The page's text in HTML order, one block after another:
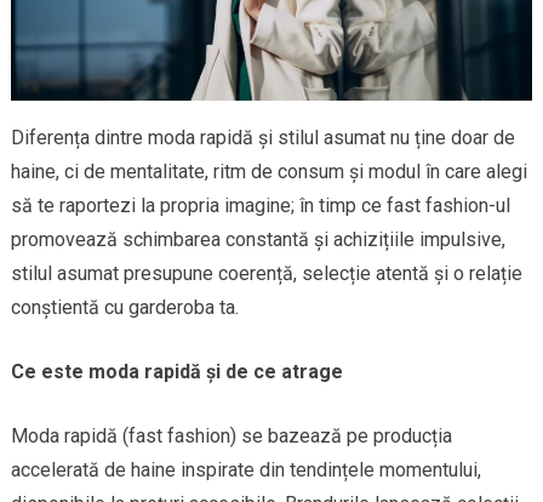
Diferența dintre moda rapidă și stilul asumat nu ține doar de
haine, ci de mentalitate, ritm de consum și modul în care alegi
să te raportezi la propria imagine; în timp ce fast fashion-ul
promovează schimbarea constantă și achizițiile impulsive,
stilul asumat presupune coerență, selecție atentă și o relație
conștientă cu garderoba ta.
Ce este moda rapidă și de ce atrage
Moda rapidă (fast fashion) se bazează pe producția
accelerată de haine inspirate din tendințele momentului,